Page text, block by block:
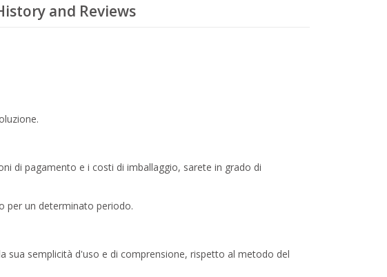
and Reviews
di pagamento e i costi di imballaggio, sarete in grado di
per un determinato periodo.
semplicità d'uso e di comprensione, rispetto al metodo del